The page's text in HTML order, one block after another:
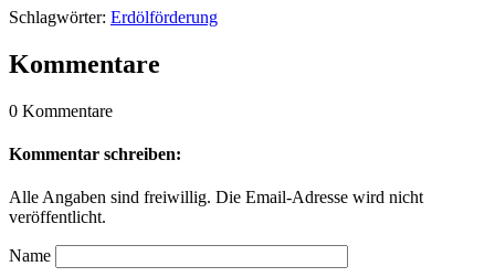
Schlagwörter: Erdölförderung
Kommentare
0 Kommentare
Kommentar schreiben:
Alle Angaben sind freiwillig. Die Email-Adresse wird nicht
veröffentlicht.
Name